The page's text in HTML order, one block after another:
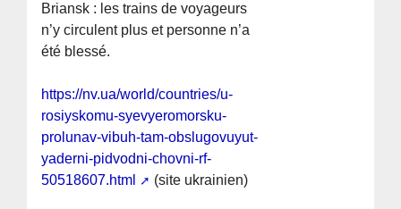
Briansk : les trains de voyageurs
n’y circulent plus et personne n’a
été blessé.
https://nv.ua/world/countries/u-
rosiyskomu-syevyeromorsku-
prolunav-vibuh-tam-obslugovuyut-
yaderni-pidvodni-chovni-rf-
50518607.html
(site ukrainien)